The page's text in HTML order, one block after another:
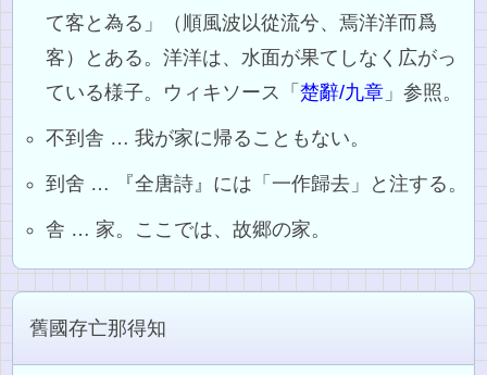
て客と為る」（順風波以從流兮、焉洋洋而爲
客）とある。洋洋は、水面が果てしなく広がっ
ている様子。ウィキソース「楚辭/九章 」参照。
不到舎 … 我が家に帰ることもない。
到舍 … 『全唐詩』には「一作歸去」と注する。
舎 … 家。ここでは、故郷の家。
舊國存亡那得知